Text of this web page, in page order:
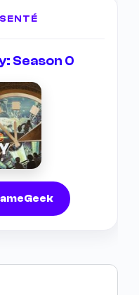
Season 0